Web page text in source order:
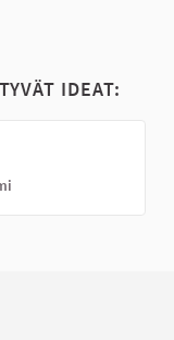
IDEAT: